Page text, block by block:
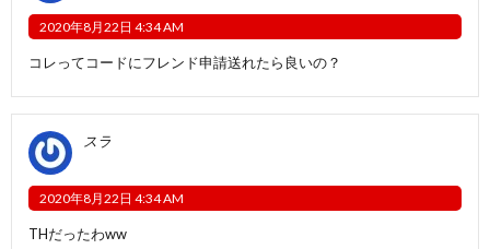
2020年8月22日 4:34 AM
コレってコードにフレンド申請送れたら良いの？
スラ
2020年8月22日 4:34 AM
THだったわww